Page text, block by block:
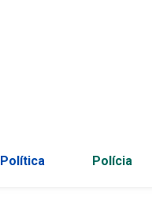
Política Polícia